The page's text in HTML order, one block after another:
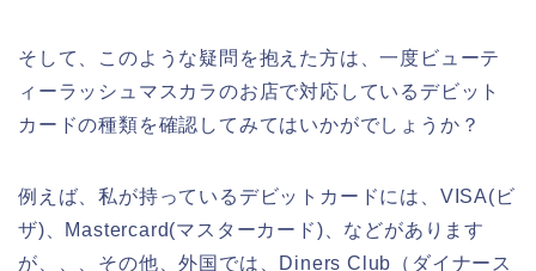
そして、このような疑問を抱えた方は、一度ビューテ
ィーラッシュマスカラのお店で対応しているデビット
カードの種類を確認してみてはいかがでしょうか？
例えば、私が持っているデビットカードには、VISA(ビ
ザ)、Mastercard(マスターカード)、などがあります
が、、、その他、外国では、Diners Club（ダイナース